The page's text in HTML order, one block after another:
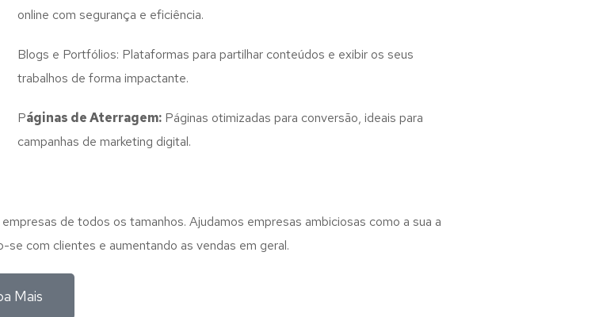
online com segurança e eficiência.
Blogs e Portfólios: Plataformas para partilhar conteúdos e exibir os seus
trabalhos de forma impactante.
Páginas de Aterragem: Páginas otimizadas para conversão, ideais para
campanhas de marketing digital.
de todos os tamanhos. Ajudamos empresas ambiciosas como a sua a
com clientes e aumentando as vendas em geral.
Mais